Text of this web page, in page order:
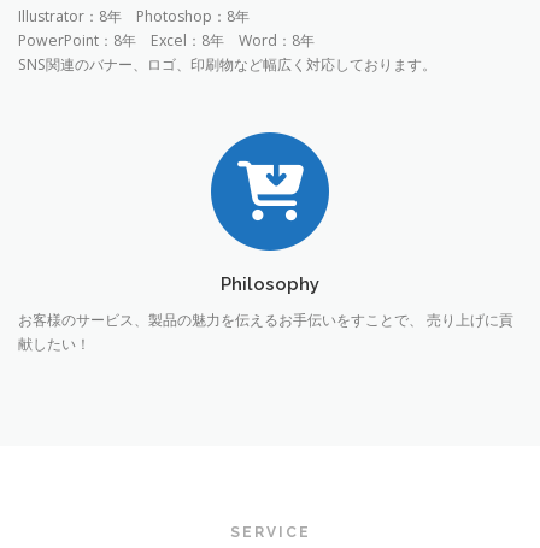
Illustrator：8年 Photoshop：8年
PowerPoint：8年 Excel：8年 Word：8年
SNS関連のバナー、ロゴ、印刷物など幅広く対応しております。
Philosophy
お客様のサービス、製品の魅力を伝えるお手伝いをすことで、 売り上げに貢
献したい！
SERVICE